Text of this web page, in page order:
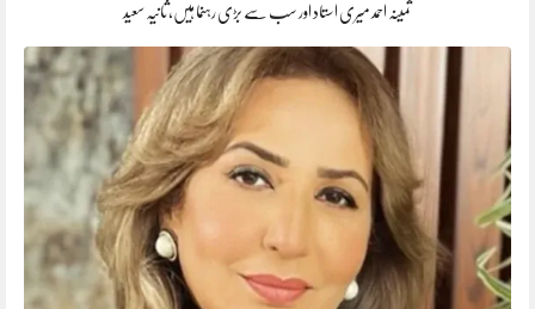
ثمینہ احمد میری استاد اور سب سے بڑی رہنما ہیں، ثانیہ سعید